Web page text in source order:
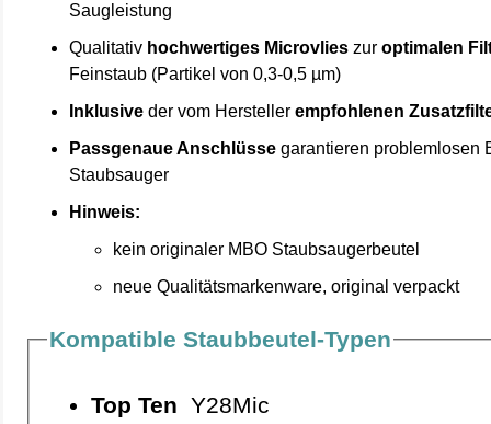
Saugleistung
Qualitativ hochwertiges Microvlies zuroptimalen
Feinstaub (Partikel von 0,3-0,5 µm)
Inklusive der vom Herstellerempfohlenen
Passgenaue Anschlüsse garantieren problemlosen
Staubsauger
Hinweis:
kein originaler MBO Staubsaugerbeutel
neue Qualitätsmarkenware, original verpackt
Kompatible Staubbeutel-Typen
Top Ten Y28Mic